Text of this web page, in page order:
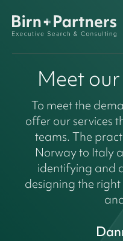
Meet
To meet the
offer our services
teams. The
Norway to Italy
identifying and
designing the